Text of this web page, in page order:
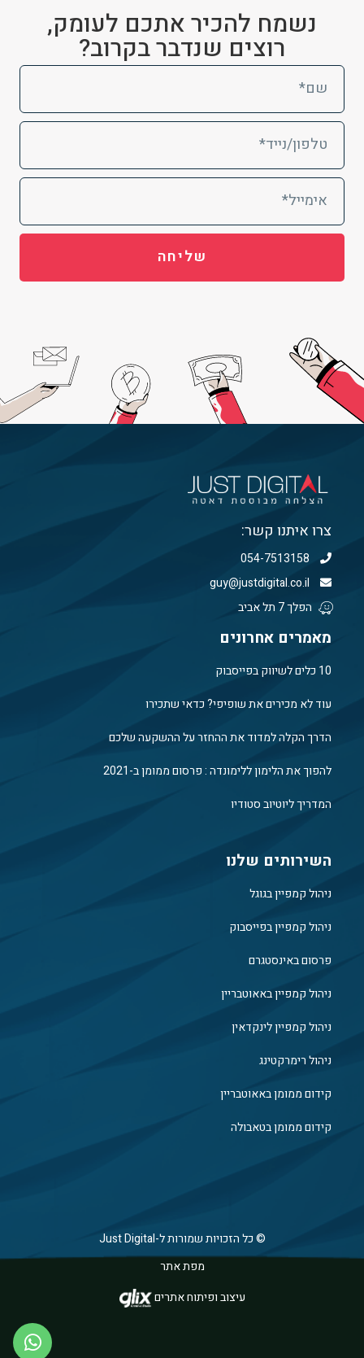
נשמח להכיר אתכם לעומק,
רוצים שנדבר בקרוב?
שליחה
צרו איתנו קשר:
הפלך 7 תל אביב
מאמרים אחרונים
10 כלים לשיווק בפייסבוק
עוד לא מכירים את שופיפי? כדאי שתכירו
הדרך הקלה למדוד את ההחזר על ההשקעה שלכם
להפוך את הלימון ללימונדה : פרסום ממומן ב-2021
המדריך ליוטיוב סטודיו
השירותים שלנו
ניהול קמפיין בגוגל
ניהול קמפיין בפייסבוק
פרסום באינסטגרם
ניהול קמפיין באאוטבריין
ניהול קמפיין לינקדאין
ניהול רימרקטינג
קידום ממומן באאוטבריין
קידום ממומן בטאבולה
© כל הזכויות שמורות ל-Just Digital
מפת אתר
עיצוב ופיתוח אתרים